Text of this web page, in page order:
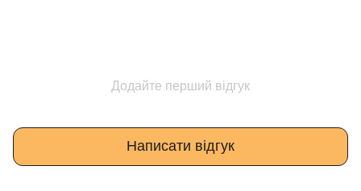
Додайте перший відгук
Написати відгук